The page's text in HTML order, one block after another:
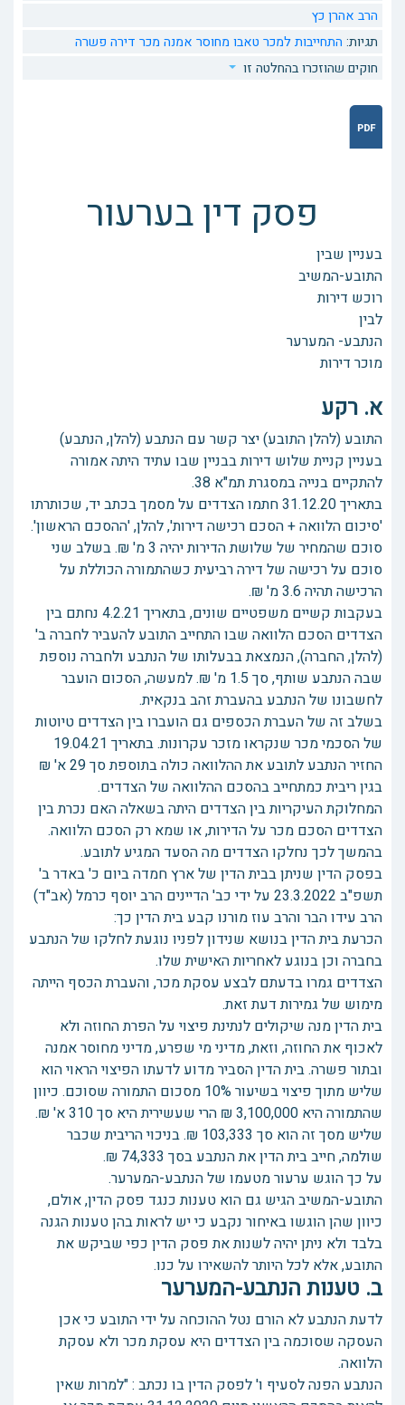
הרב אהרן כץ
תגיות: התחייבות למכר טאבו מחוסר אמנה מכר דירה פשרה
חוקים שהוזכרו בהחלטה זו
פסק דין בערעור
בעניין שבין
התובע-המשיב
רוכש דירות
לבין
הנתבע- המערער
מוכר דירות
א. רקע
התובע (להלן התובע) יצר קשר עם הנתבע (להלן, הנתבע)
בעניין קניית שלוש דירות בבניין שבו עתיד היתה אמורה
להתקיים בנייה במסגרת תמ"א 38.
בתאריך 31.12.20 חתמו הצדדים על מסמך בכתב יד, שכותרתו
'סיכום הלוואה + הסכם רכישה דירות', להלן, 'ההסכם הראשון'.
סוכם שהמחיר של שלושת הדירות יהיה 3 מ' ₪. בשלב שני
סוכם על רכישה של דירה רביעית כשהתמורה הכוללת על
הרכישה תהיה 3.6 מ' ₪.
בעקבות קשיים משפטיים שונים, בתאריך 4.2.21 נחתם בין
הצדדים הסכם הלוואה שבו התחייב התובע להעביר לחברה ב'
(להלן, החברה), הנמצאת בבעלותו של הנתבע ולחברה נוספת
שבה הנתבע שותף, סך 1.5 מ' ₪. למעשה, הסכום הועבר
לחשבונו של הנתבע בהעברת זהב בנקאית.
בשלב זה של העברת הכספים גם הועברו בין הצדדים טיוטות
של הסכמי מכר שנקראו מזכר עקרונות. בתאריך 19.04.21
החזיר הנתבע לתובע את ההלוואה כולה בתוספת סך 29 א' ₪
בגין ריבית כמתחייב בהסכם ההלוואה של הצדדים.
המחלוקת העיקריות בין הצדדים היתה בשאלה האם נכרת בין
הצדדים הסכם מכר על הדירות, או שמא רק הסכם הלוואה.
בהמשך לכך נחלקו הצדדים מה הסעד המגיע לתובע.
בפסק הדין שניתן בבית הדין של ארץ חמדה ביום כ' באדר ב'
תשפ"ב 23.3.2022 על ידי כב' הדיינים הרב יוסף כרמל (אב"ד)
הרב עידו הבר והרב עוז מורנו קבע בית הדין כך:
הכרעת בית הדין בנושא שנידון לפניו נוגעת לחלקו של הנתבע
בחברה וכן בנוגע לאחריות האישית שלו.
הצדדים גמרו בדעתם לבצע עסקת מכר, והעברת הכסף הייתה
מימוש של גמירות דעת זאת.
בית הדין מנה שיקולים לנתינת פיצוי על הפרת החוזה ולא
לאכוף את החוזה, וזאת, מדיני מי שפרע, מדיני מחוסר אמנה
ובתור פשרה. בית הדין הסביר מדוע לדעתו הפיצוי הראוי הוא
שליש מתוך פיצוי בשיעור 10% מסכום התמורה שסוכם. כיוון
שהתמורה היא 3,100,000 ₪ הרי שעשירית היא סך 310 א' ₪.
שליש מסך זה הוא סך 103,333 ₪. בניכוי הריבית שכבר
שולמה, חייב בית הדין את הנתבע בסך 74,333 ₪.
על כך הוגש ערעור מטעמו של הנתבע-המערער.
התובע-המשיב הגיש גם הוא טענות כנגד פסק הדין, אולם,
כיוון שהן הוגשו באיחור נקבע כי יש לראות בהן טענות הגנה
בלבד ולא ניתן יהיה לשנות את פסק הדין כפי שביקש את
התובע, אלא לכל היותר להשאירו על כנו.
ב. טענות הנתבע-המערער
לדעת הנתבע לא הורם נטל ההוכחה על ידי התובע כי אכן
העסקה שסוכמה בין הצדדים היא עסקת מכר ולא עסקת
הלוואה.
הנתבע הפנה לסעיף ו' לפסק הדין בו נכתב : "למרות שאין